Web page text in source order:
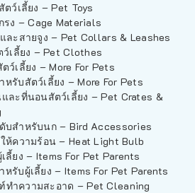
ตว์เลี้ยง – Pet Toys
รง – Cage Materials
ละสายจูง – Pet Collars & Leashes
ว์เลี้ยง – Pet Clothes
ว์เลี้ยง – More For Pets
หรับสัตว์เลี้ยง – More For Pets
ละที่นอนสัตว์เลี้ยง – Pet Crates &
บสำหรับนก – Bird Accessories
ห้ความร้อน – Heat Light Bulb
ลี้ยง – Items For Pet Parents
หรับผู้เลี้ยง – Items For Pet Parents
ำความสะอาด – Pet Cleaning